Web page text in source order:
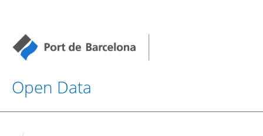
Open Data